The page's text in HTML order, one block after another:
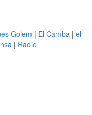
Golem | El Camba | el
| Radio